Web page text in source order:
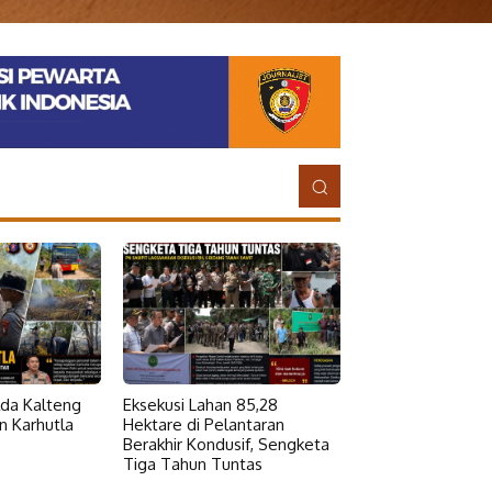
Kalteng
Karhutla
Eksekusi Lahan 85,28
Hektare di Pelantaran
Berakhir Kondusif, Sengketa
Tiga Tahun Tuntas